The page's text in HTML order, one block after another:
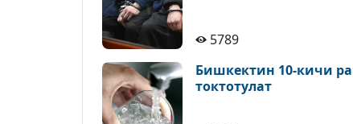
5789
Бишкектин 10-кичи
токтотулат